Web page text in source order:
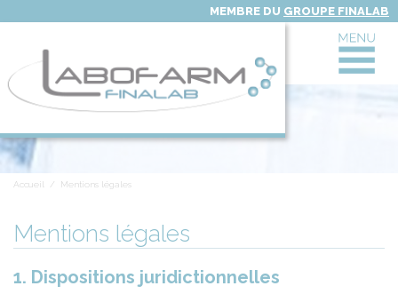
MEMBRE DU GROUPE FINALAB
Le Laboratoire LABOFARM
Accueil / Mentions légales
Mentions légales
1. Dispositions juridictionnelles